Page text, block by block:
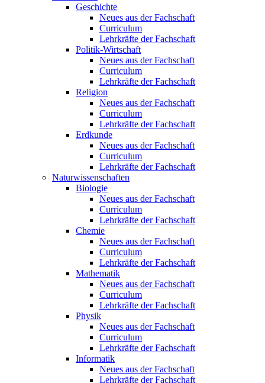
Geschichte
Neues aus der Fachschaft
Curriculum
Lehrkräfte der Fachschaft
Politik-Wirtschaft
Neues aus der Fachschaft
Curriculum
Lehrkräfte der Fachschaft
Religion
Neues aus der Fachschaft
Curriculum
Lehrkräfte der Fachschaft
Erdkunde
Neues aus der Fachschaft
Curriculum
Lehrkräfte der Fachschaft
Naturwissenschaften
Biologie
Neues aus der Fachschaft
Curriculum
Lehrkräfte der Fachschaft
Chemie
Neues aus der Fachschaft
Curriculum
Lehrkräfte der Fachschaft
Mathematik
Neues aus der Fachschaft
Curriculum
Lehrkräfte der Fachschaft
Physik
Neues aus der Fachschaft
Curriculum
Lehrkräfte der Fachschaft
Informatik
Neues aus der Fachschaft
Lehrkräfte der Fachschaft